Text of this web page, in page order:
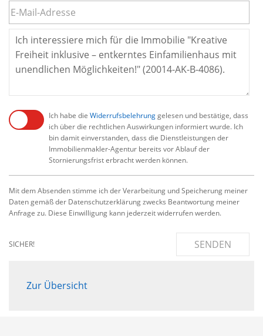
Ich habe die Widerrufsbelehrunggelesen und bestätige, dass
ich über die rechtlichen Auswirkungen informiert wurde. Ich
bin damit einverstanden, dass die Dienstleistungen der
Immobilienmakler-Agentur bereits vor Ablauf der
Stornierungsfrist erbracht werden können.
Mit dem Absenden stimme ich der Verarbeitung und Speicherung meiner
Daten gemäß der Datenschutzerklärung zwecks Beantwortung meiner
Anfrage zu. Diese Einwilligung kann jederzeit widerrufen werden.
SICHER! SENDEN
Zur Übersicht